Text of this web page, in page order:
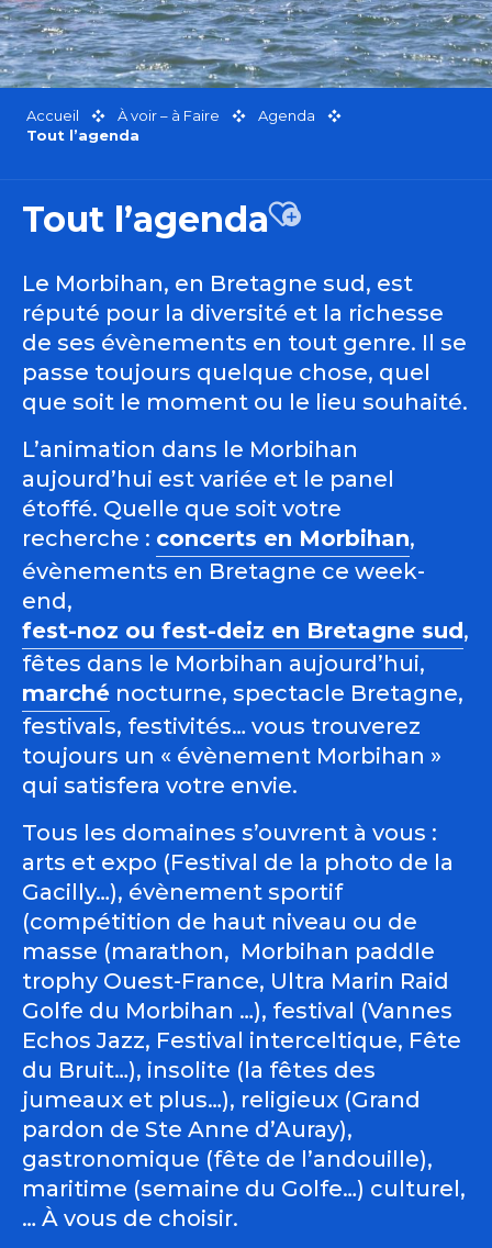
Accueil À voir – à Faire
Agenda
Tout l’agenda
Tout l’agendaAjouter aux
Le Morbihan, en Bretagne sud, est
réputé pour la diversité et la richesse
de ses évènements en tout genre. Il se
passe toujours quelque chose, quel
que soit le moment ou le lieu souhaité.
L’animation dans le Morbihan
aujourd’hui est variée et le panel
étoffé. Quelle que soit votre
recherche : concerts en Morbihan,
évènements en Bretagne ce week-
end,
fest-noz ou fest-deiz en Bretagne sud,
fêtes dans le Morbihan aujourd’hui,
marché nocturne, spectacle Bretagne,
festivals, festivités… vous trouverez
toujours un « évènement Morbihan »
qui satisfera votre envie.
Tous les domaines s’ouvrent à vous :
arts et expo (Festival de la photo de la
Gacilly…), évènement sportif
(compétition de haut niveau ou de
masse (marathon, Morbihan paddle
trophy Ouest-France, Ultra Marin Raid
Golfe du Morbihan …), festival (Vannes
Echos Jazz, Festival interceltique, Fête
du Bruit…), insolite (la fêtes des
jumeaux et plus…), religieux (Grand
pardon de Ste Anne d’Auray),
gastronomique (fête de l’andouille),
maritime (semaine du Golfe…) culturel,
… À vous de choisir.